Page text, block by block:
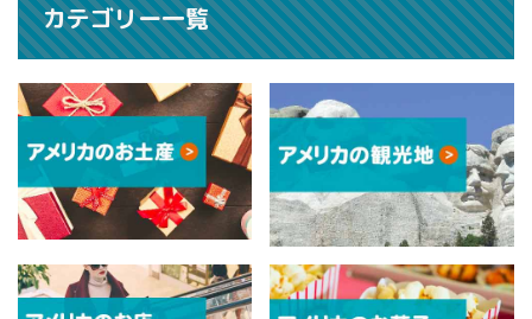
カテゴリー一覧